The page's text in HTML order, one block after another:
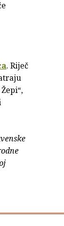
. Riječ